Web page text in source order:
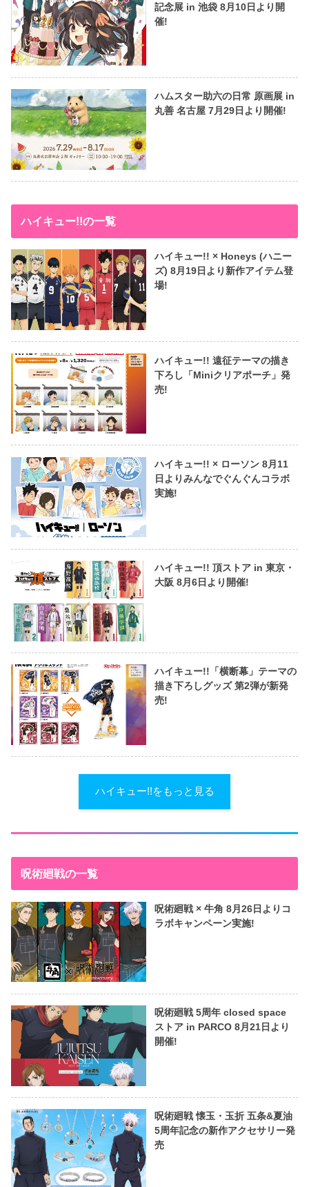
記念展 in 池袋 8月10日より開
催!
ハムスター助六の日常 原画展 in
丸善 名古屋 7月29日より開催!
ハイキュー!!の一覧
ハイキュー!! × Honeys (ハニー
ズ) 8月19日より新作アイテム登
場!
ハイキュー!! 遠征テーマの描き
下ろし「Miniクリアポーチ」発
売!
ハイキュー!! × ローソン 8月11
日よりみんなでぐんぐんコラボ
実施!
ハイキュー!! 頂ストア in 東京・
大阪 8月6日より開催!
ハイキュー!!「横断幕」テーマの
描き下ろしグッズ 第2弾が新発
売!
ハイキュー!!をもっと見る
呪術廻戦の一覧
呪術廻戦 × 牛角 8月26日よりコ
ラボキャンペーン実施!
呪術廻戦 5周年 closed space
ストア in PARCO 8月21日より
開催!
呪術廻戦 懐玉・玉折 五条&夏油
5周年記念の新作アクセサリー発
売